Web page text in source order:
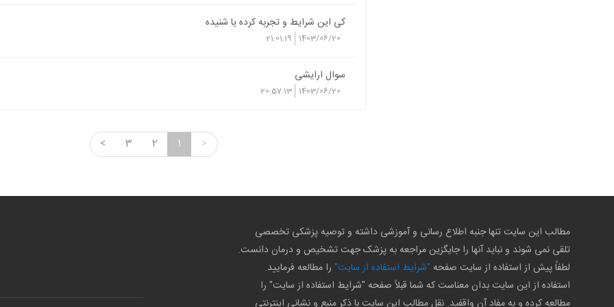
کی این شرایط و تجربه کرده یا شنیده
1403/06/20
21:01:19
سوال ارایشی
1403/06/20
20:57:13
>
1
2
3
<
مطالب این سایت تنها جنبه اطلاع رسانی و آموزشی داشته و توصیه پزشکی تخصصی
تلقی نمی شوند و نباید آنها را جایگزین مراجعه به پزشک جهت تشخیص و درمان دانست.
لطفاً پیش از استفاده از سایت صفحه "شرایط استفاده از سایت" را مطالعه فرمایید.
استفاده از این سایت بدان معناست که شما قبلاً صفحه "شرایط استفاده از سایت" را
مطالعه کرده و به مفاد آن واقفید. نقل مطالب این سایت با ذکر منبع و نشانی اینترنتی